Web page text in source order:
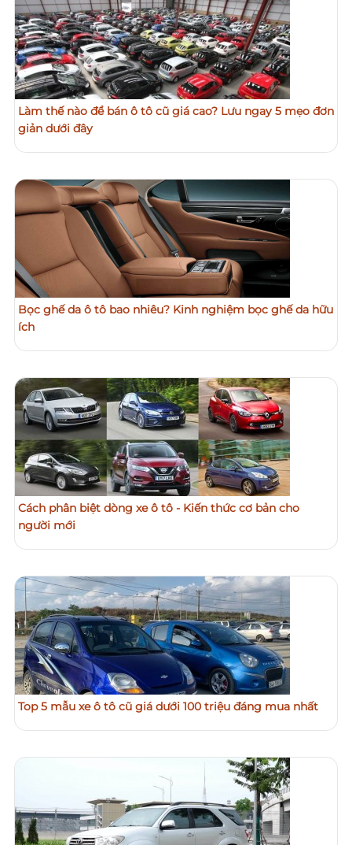
Làm thế nào để bán ô tô cũ giá cao? Lưu ngay 5 mẹo đơn
giản dưới đây
Bọc ghế da ô tô bao nhiêu? Kinh nghiệm bọc ghế da hữu
ích
Cách phân biệt dòng xe ô tô - Kiến thức cơ bản cho
người mới
Top 5 mẫu xe ô tô cũ giá dưới 100 triệu đáng mua nhất